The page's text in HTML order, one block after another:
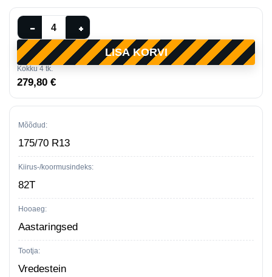
Kokku 4 tk.
279,80 €
− + Vredestein
Quatrac
5
175/70
LISA KORVI
Mõõdud:
175/70 R13
Kiirus-/koormusindeks:
82T
Hooaeg:
Aastaringsed
Tootja:
Vredestein